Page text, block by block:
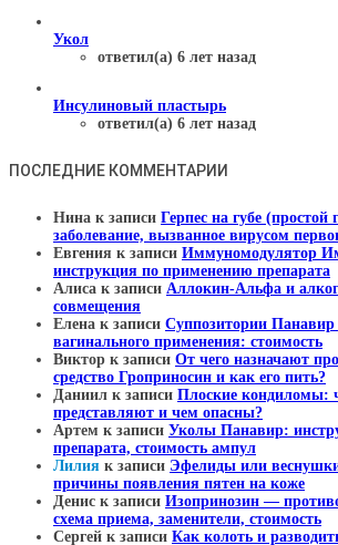
Укол
ответил(а) 6 лет назад
Инсулиновый пластырь
ответил(а) 6 лет назад
ПОСЛЕДНИЕ КОММЕНТАРИИ
Нина к записи Герпес на губе (простой
заболевание, вызванное вирусом
Евгения к записи Иммуномодулятор
инструкция по применению препарата
Алиса к записи Аллокин-Альфа и
совмещения
Елена к записи Суппозитории Панавир
вагинального применения: стоимость
Виктор к записи От чего назначают
средство Гроприносин и как его пить?
Даниил к записи Плоские кондиломы:
представляют и чем опасны?
Артем к записи Уколы Панавир:
препарата, стоимость ампул
Лилия к записи Эфелиды или
причины появления пятен на коже
Денис к записи Изопринозин —
схема приема, заменители, стоимость
Сергей к записи Как колоть и